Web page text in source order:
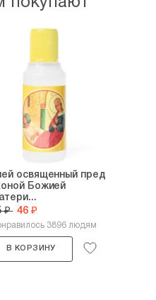
освященный пред
Божией
₽ 46 ₽
3896 людям
В КОРЗИНУ